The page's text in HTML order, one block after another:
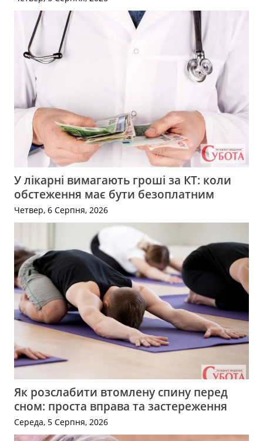
У лікарні вимагають гроші за КТ: коли
обстеження має бути безоплатним
Четвер, 6 Серпня, 2026
Як розслабити втомлену спину перед
сном: проста вправа та застереження
Середа, 5 Серпня, 2026